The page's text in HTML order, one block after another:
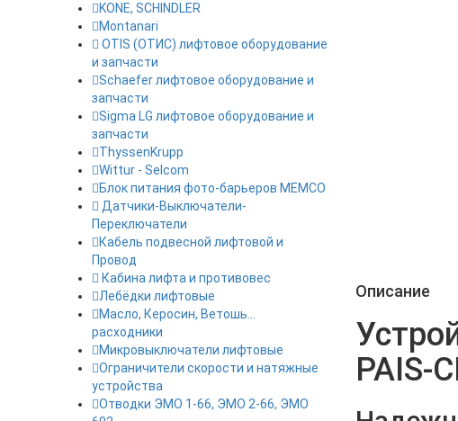
KONE, SCHINDLER
Montanari
OTIS (ОТИС) лифтовое оборудование
и запчасти
Schaefer лифтовое оборудование и
запчасти
Sigma LG лифтовое оборудование и
запчасти
ThyssenKrupp
Wittur - Selcom
Блок питания фото-барьеров MEMCO
Датчики-Выключатели-
Переключатели
Кабель подвесной лифтовой и
Провод
Кабина лифта и противовес
Лебёдки лифтовые
Масло, Керосин, Ветошь...
расходники
Микровыключатели лифтовые
Ограничители скорости и натяжные
устройства
Отводки ЭМО 1-66, ЭМО 2-66, ЭМО
Описание
PAIS-